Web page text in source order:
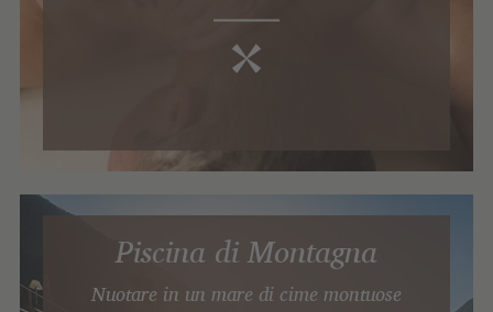
Piscina di Montagna
Nuotare in un mare di cime montuose